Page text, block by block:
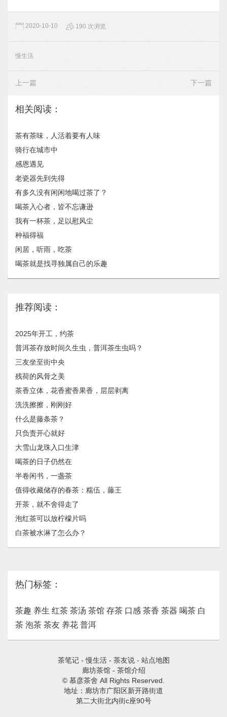
2020-10-10 190 次浏览
慢生活
上一篇 下一篇
相关阅读：
茶有茶味，人活着要有人味
骑行在城市中
感恩遇见
老瓷器先到先得
有多久没有闲闲地喝过茶了？
喝茶入心者，皆不忘谦逊
我有一杯茶，足以慰风尘
种福得福
闲居，听雨，吃茶
喝茶就是找寻独属自己的乐趣
推荐阅读：
2025年开工，约茶
普洱茶存放时间久生虫，普洱茶生虫吗？
三友坐至街中央
残荷的风骨之美
茶香立体，花香蜜香果香，层层剥离
洗洗擦擦，刚刚好
什么是藤条茶？
只负责开心就好
大雪山龙珠入口生津
喝茶的日子仍然在
半卷闲书，一盏茶
值得收藏储存的春茶：糯伍，藤王
开茶，就不舍得走了
泡红茶可以放柠檬片吗
白茶被水淋了怎么办？
热门标签：
茶趣 养生 红茶 茶汤 茶馆 存茶 口感 茶香 茶器 喝茶 白
茶 泡茶 茶友 养花 普洱
茶笔记-慢生活- 茶友说- 站点地图
廊坊茶馆- 茶馆介绍
© 慕彦茶舍 All Rights Reserved.
地址：廊坊市广阳区新开路街道
第二大街北内街c座90号